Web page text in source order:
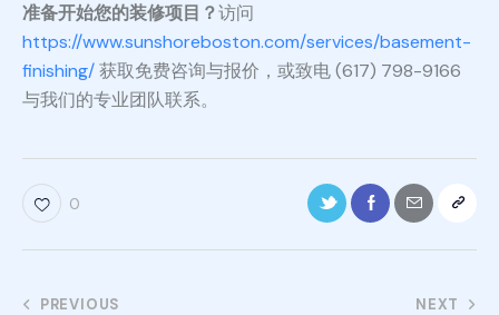
准备开始您的装修项目？访问
https://www.sunshoreboston.com/services/basement-
finishing/获取免费咨询与报价，或致电 (617) 798-9166
与我们的专业团队联系。
0
PREVIOUS NEXT